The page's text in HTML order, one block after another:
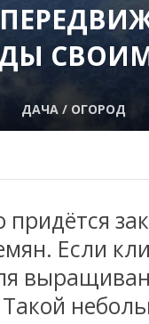
ДАЧА / ОГОРОД
придётся
Если